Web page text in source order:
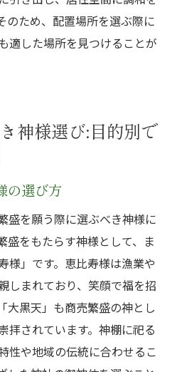
のため、配置場所を選ぶ際に
適した場所を見つけることが
神様選び:目的別で
の選び方
盛を願う際に選ぶべき神様に
盛をもたらす神様として、ま
様」です。恵比寿様は漁業や
しまれており、笑顔で福を招
大黒天」も商売繁盛の神とし
拝されています。神棚に祀る
性や地域の伝統に合わせるこ